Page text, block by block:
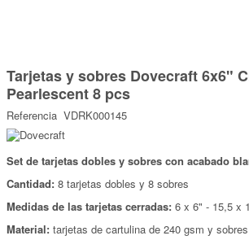
Top Ventas
Iniciar sesión/Regístrate
Somos Kimidori
comienzo
de
la
galería
imágenes
Tarjetas y sobres Dovecraft 6x6"
Pearlescent 8 pcs
Referencia VDRK000145
Set de tarjetas dobles y sobres con acabado
Cantidad: 8 tarjetas dobles y 8 sobres
Medidas de las tarjetas cerradas: 6 x 6" - 15,5 x
Material: tarjetas de cartulina de 240 gsm y